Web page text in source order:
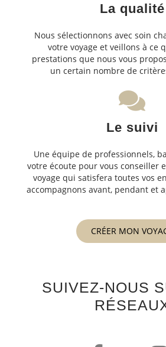
La qualité
Nous sélectionnons avec soin
votre voyage et veillons à ce
prestations que nous vous
un certain nombre de
Le suivi
Une équipe de professionnels,
votre écoute pour vous conseiller
voyage qui satisfera toutes vos
accompagnons avant, pendant et
CRÉER MON
SUIVEZ-NOUS